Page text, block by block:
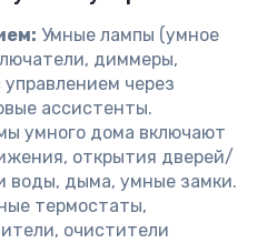
Умные лампы (умное
диммеры,
через
ассистенты.
умного дома включают
открытия дверей/
воды, дыма, умные замки.
термостаты,
очистители